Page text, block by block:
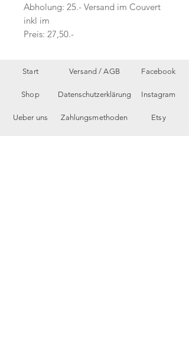
Abholung: 25.- Versand im Couvert
inkl im
Preis: 27,50.-
Start
Shop
Ueber uns
Versand /AGB
Datenschutzerklärung
Zahlungsmethoden
Facebook
Instagram
Etsy